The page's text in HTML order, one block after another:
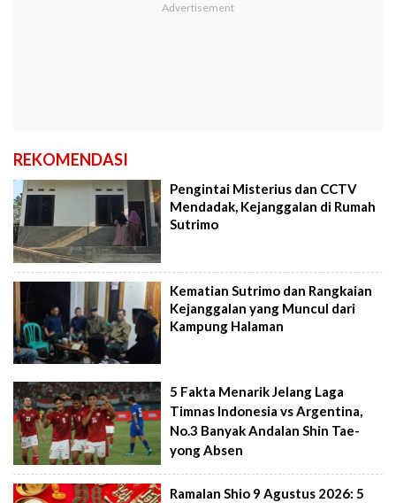
REKOMENDASI
Pengintai Misterius dan CCTV
Mendadak, Kejanggalan di Rumah
Sutrimo
Kematian Sutrimo dan Rangkaian
Kejanggalan yang Muncul dari
Kampung Halaman
5 Fakta Menarik Jelang Laga
Timnas Indonesia vs Argentina,
No.3 Banyak Andalan Shin Tae-
yong Absen
Ramalan Shio 9 Agustus 2026: 5